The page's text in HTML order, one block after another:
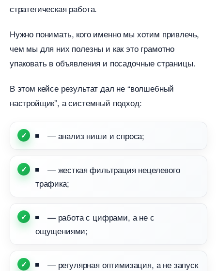
стратегическая работа.
Нужно понимать, кого именно мы хотим привлечь,
чем мы для них полезны и как это грамотно
упаковать в объявления и посадочные страницы.
этом кейсе результат дал не “волшебный
настройщик”, а системный подход:
— анализ ниши и спроса;
— жесткая фильтрация нецелевого
трафика;
— работа с цифрами, а не с
ощущениями;
— регулярная оптимизация, а не запуск